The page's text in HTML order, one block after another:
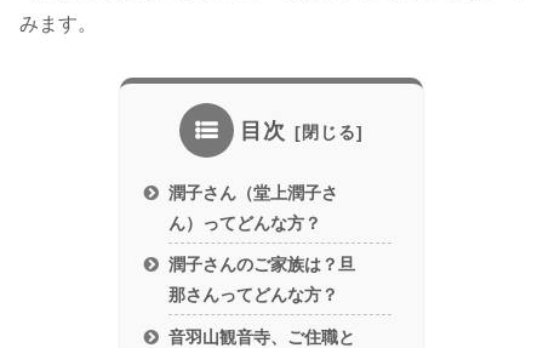
みます。
目次
潤子さん（堂上潤子さ
ん）ってどんな方？
潤子さんのご家族は？旦
那さんってどんな方？
音羽山観音寺、ご住職と